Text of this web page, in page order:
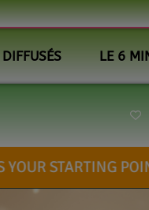
LE 6
https://alstr.in/